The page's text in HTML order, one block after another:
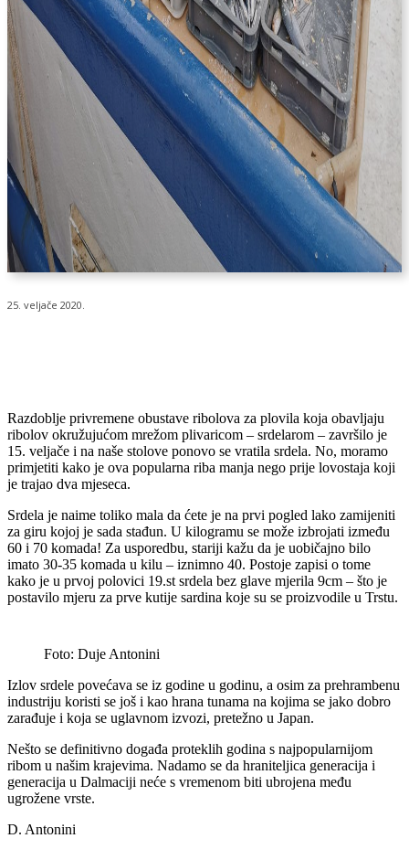
25. veljače 2020.
Razdoblje privremene obustave ribolova za plovila koja obavljaju
ribolov okružujućom mrežom plivaricom – srdelarom – završilo je
15. veljače i na naše stolove ponovo se vratila srdela. No, moramo
primjetiti kako je ova popularna riba manja nego prije lovostaja koji
je trajao dva mjeseca.
Srdela je naime toliko mala da ćete je na prvi pogled lako zamijeniti
za giru kojoj je sada stađun. U kilogramu se može izbrojati između
60 i 70 komada! Za usporedbu, stariji kažu da je uobičajno bilo
imato 30-35 komada u kilu – iznimno 40. Postoje zapisi o tome
kako je u prvoj polovici 19.st srdela bez glave mjerila 9cm – što je
postavilo mjeru za prve kutije sardina koje su se proizvodile u Trstu.
Foto: Duje Antonini
Izlov srdele povećava se iz godine u godinu, a osim za prehrambenu
industriju koristi se još i kao hrana tunama na kojima se jako dobro
zarađuje i koja se uglavnom izvozi, pretežno u Japan.
Nešto se definitivno događa proteklih godina s najpopularnijom
ribom u našim krajevima. Nadamo se da hraniteljica generacija i
generacija u Dalmaciji neće s vremenom biti ubrojena među
ugrožene vrste.
D. Antonini